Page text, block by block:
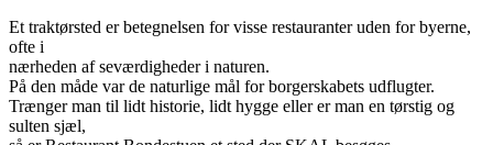
Et traktørsted er betegnelsen for visse restauranter uden for byerne,
ofte i
nærheden af seværdigheder i naturen.
På den måde var de naturlige mål for borgerskabets udflugter.
Trænger man til lidt historie, lidt hygge eller er man en tørstig og
sulten sjæl,